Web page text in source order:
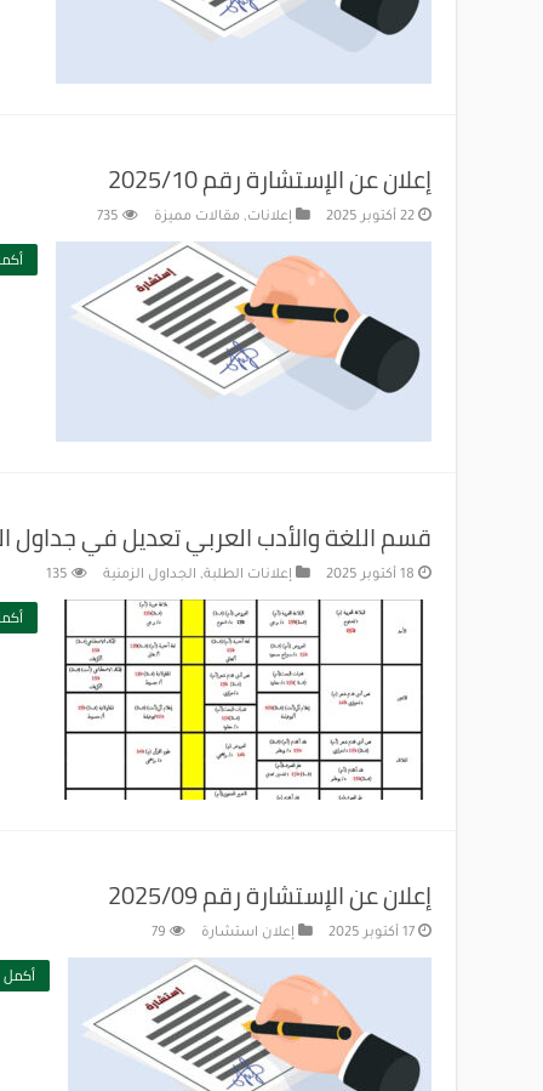
إعلان عن الإستشارة رقم 2025/10
22 أكتوبر 2025 إعلانات, مقالات مميزة 735
قسم اللغة والأدب العربي تعديل في جداول
18 أكتوبر 2025 إعلانات الطلبة, الجداول الزمنية 135
إعلان عن الإستشارة رقم 2025/09
17 أكتوبر 2025 إعلان استشارة 79
أكمل